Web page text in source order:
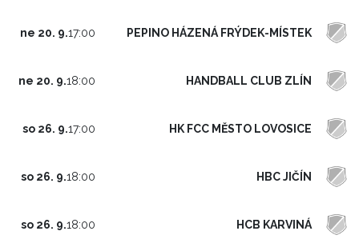
ne 20. 9.17:00 PEPINO HÁZENÁ FRÝDEK-MÍSTEK
ne 20. 9.18:00 HANDBALL CLUB ZLÍN
so 26. 9.17:00 HK FCC MĚSTO LOVOSICE
so 26. 9.18:00 HBC JIČÍN
so 26. 9.18:00 HCB KARVINÁ